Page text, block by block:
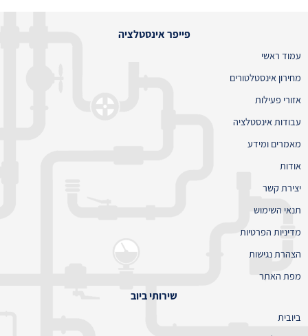
פייפר אינסטלציה
עמוד ראשי
מחירון אינסטלטורים
אזורי פעילות
עבודות אינסטלציה
מאמרים ומידע
אודות
יצירת קשר
תנאי השימוש
מדיניות הפרטיות
הצהרת נגישות
מפת האתר
שירותי ביוב
ביובית